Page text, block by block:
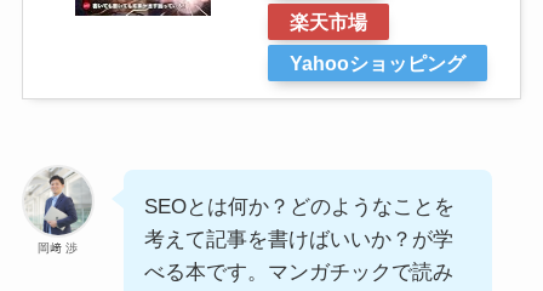
楽天市場
Yahooショッピング
岡﨑 渉
SEOとは何か？どのようなことを
考えて記事を書けばいいか？が学
べる本です。マンガチックで読み